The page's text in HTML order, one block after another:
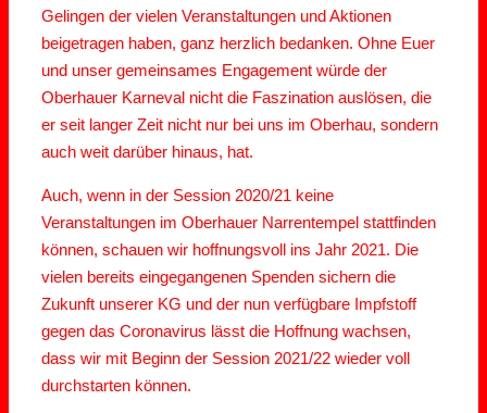
Gelingen der vielen Veranstaltungen und Aktionen
beigetragen haben, ganz herzlich bedanken. Ohne Euer
und unser gemeinsames Engagement würde der
Oberhauer Karneval nicht die Faszination auslösen, die
er seit langer Zeit nicht nur bei uns im Oberhau, sondern
auch weit darüber hinaus, hat.
Auch, wenn in der Session 2020/21 keine
Veranstaltungen im Oberhauer Narrentempel stattfinden
können, schauen wir hoffnungsvoll ins Jahr 2021. Die
vielen bereits eingegangenen Spenden sichern die
Zukunft unserer KG und der nun verfügbare Impfstoff
gegen das Coronavirus lässt die Hoffnung wachsen,
dass wir mit Beginn der Session 2021/22 wieder voll
durchstarten können.